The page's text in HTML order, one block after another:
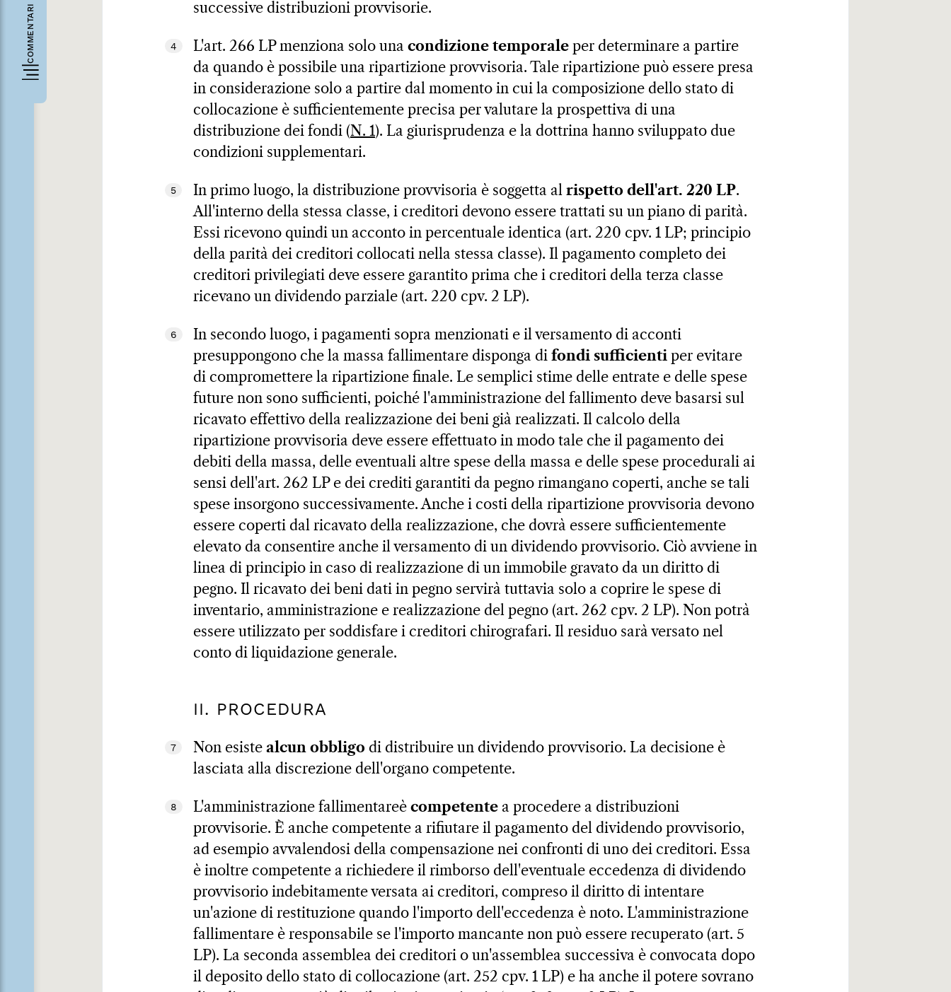
COMMENTARI
successive distribuzioni provvisorie.
4 L'art. 266 LP menziona solo una condizione temporale per determinare a partire
da quando è possibile una ripartizione provvisoria. Tale ripartizione può essere presa
in considerazione solo a partire dal momento in cui la composizione dello stato di
collocazione è sufficientemente precisa per valutare la prospettiva di una
distribuzione dei fondi (N. 1). La giurisprudenza e la dottrina hanno sviluppato due
condizioni supplementari.
5 In primo luogo, la distribuzione provvisoria è soggetta al rispetto dell'art. 220 LP.
All'interno della stessa classe, i creditori devono essere trattati su un piano di parità.
Essi ricevono quindi un acconto in percentuale identica (art. 220 cpv. 1 LP; principio
della parità dei creditori collocati nella stessa classe). Il pagamento completo dei
creditori privilegiati deve essere garantito prima che i creditori della terza classe
ricevano un dividendo parziale (art. 220 cpv. 2 LP).
6
In secondo luogo, i pagamenti sopra menzionati e il versamento di acconti
presuppongono che la massa fallimentare disponga di fondi sufficienti per evitare
di compromettere la ripartizione finale. Le semplici stime delle entrate e delle spese
future non sono sufficienti, poiché l'amministrazione del fallimento deve basarsi sul
ricavato effettivo della realizzazione dei beni già realizzati. Il calcolo della
ripartizione provvisoria deve essere effettuato in modo tale che il pagamento dei
debiti della massa, delle eventuali altre spese della massa e delle spese procedurali ai
sensi dell'art. 262 LP e dei crediti garantiti da pegno rimangano coperti, anche se tali
spese insorgono successivamente. Anche i costi della ripartizione provvisoria devono
essere coperti dal ricavato della realizzazione, che dovrà essere sufficientemente
elevato da consentire anche il versamento di un dividendo provvisorio. Ciò avviene in
linea di principio in caso di realizzazione di un immobile gravato da un diritto di
pegno. Il ricavato dei beni dati in pegno servirà tuttavia solo a coprire le spese di
inventario, amministrazione e realizzazione del pegno (art. 262 cpv. 2 LP). Non potrà
essere utilizzato per soddisfare i creditori chirografari. Il residuo sarà versato nel
conto di liquidazione generale.
II. PROCEDURA
7 Non esiste alcun obbligo di distribuire un dividendo provvisorio. La decisione è
lasciata alla discrezione dell'organo competente.
8 L'amministrazione fallimentareè competente a procedere a distribuzioni
provvisorie. È anche competente a rifiutare il pagamento del dividendo provvisorio,
ad esempio avvalendosi della compensazione nei confronti di uno dei creditori. Essa
è inoltre competente a richiedere il rimborso dell'eventuale eccedenza di dividendo
provvisorio indebitamente versata ai creditori, compreso il diritto di intentare
un'azione di restituzione quando l'importo dell'eccedenza è noto. L'amministrazione
fallimentare è responsabile se l'importo mancante non può essere recuperato (art. 5
LP). La seconda assemblea dei creditori o un'assemblea successiva è convocata dopo
il deposito dello stato di collocazione (art. 252 cpv. 1 LP) e ha anche il potere sovrano